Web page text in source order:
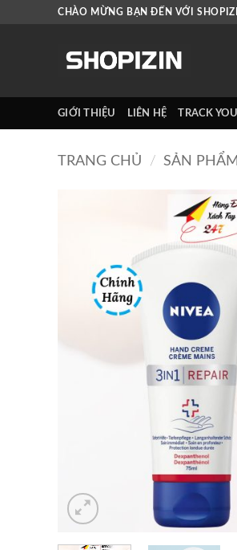
CHÀO MỪNG BẠN ĐẾN VỚI
GIỚI THIỆU LIÊN HỆ TRACK
TRANG CHỦ / SẢN PHẨM